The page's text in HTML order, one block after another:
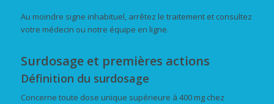
Au moindre signe inhabituel, arrêtez le traitement et consultez
votre médecin ou notre équipe en ligne.
Surdosage et premières actions
Définition du surdosage
Concerne toute dose unique supérieure à 400 mg chez